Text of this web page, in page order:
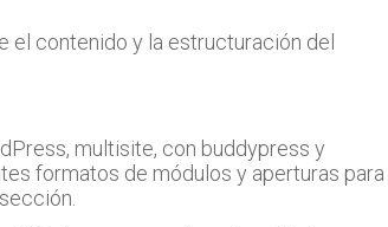
el contenido y la estructuración del
multisite, con buddypress y
formatos de módulos y aperturas para